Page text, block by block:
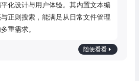
化设计与用户体验。其内置文本编
正则搜索，能满足从日常文件管理
重需求。
随便看看